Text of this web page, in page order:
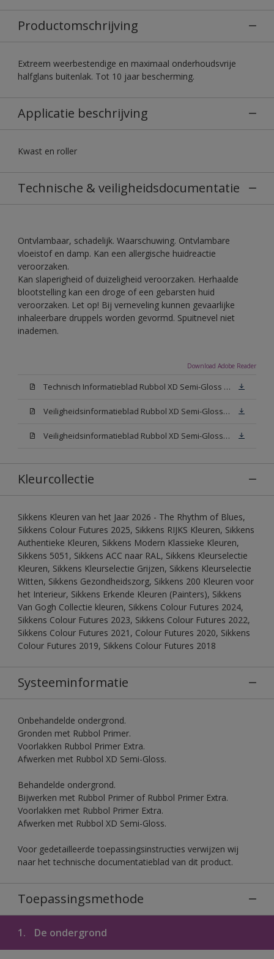
Productomschrijving
Extreem weerbestendige en maximaal onderhoudsvrije
halfglans buitenlak. Tot 10 jaar bescherming.
Applicatie beschrijving
Kwast en roller
Technische & veiligheidsdocumentatie
Ontvlambaar, schadelijk. Waarschuwing. Ontvlambare
vloeistof en damp. Kan een allergische huidreactie
veroorzaken.
Kan slaperigheid of duizeligheid veroorzaken. Herhaalde
blootstelling kan een droge of een gebarsten huid
veroorzaken. Let op! Bij verneveling kunnen gevaarlijke
inhaleerbare druppels worden gevormd. Spuitnevel niet
inademen.
Download Adobe Reader
Technisch Informatieblad Rubbol XD Semi-Gloss (PDF)
Veiligheidsinformatieblad Rubbol XD Semi-Gloss White W05 (MSDS)
Veiligheidsinformatieblad Rubbol XD Semi-Gloss N00 (MSDS)
Kleurcollectie
Sikkens Kleuren van het Jaar 2026 - The Rhythm of Blues,
Sikkens Colour Futures 2025, Sikkens RIJKS Kleuren, Sikkens
Authentieke Kleuren, Sikkens Modern Klassieke Kleuren,
Sikkens 5051, Sikkens ACC naar RAL, Sikkens Kleurselectie
Kleuren, Sikkens Kleurselectie Grijzen, Sikkens Kleurselectie
Witten, Sikkens Gezondheidszorg, Sikkens 200 Kleuren voor
het Interieur, Sikkens Erkende Kleuren (Painters), Sikkens
Van Gogh Collectie kleuren, Sikkens Colour Futures 2024,
Sikkens Colour Futures 2023, Sikkens Colour Futures 2022,
Sikkens Colour Futures 2021, Colour Futures 2020, Sikkens
Colour Futures 2019, Sikkens Colour Futures 2018
Systeeminformatie
Onbehandelde ondergrond.
Gronden met Rubbol Primer.
Voorlakken Rubbol Primer Extra.
Afwerken met Rubbol XD Semi-Gloss.
Behandelde ondergrond.
Bijwerken met Rubbol Primer of Rubbol Primer Extra.
Voorlakken met Rubbol Primer Extra.
Afwerken met Rubbol XD Semi-Gloss.
Voor gedetailleerde toepassingsinstructies verwijzen wij
naar het technische documentatieblad van dit product.
Toepassingsmethode
1. De ondergrond